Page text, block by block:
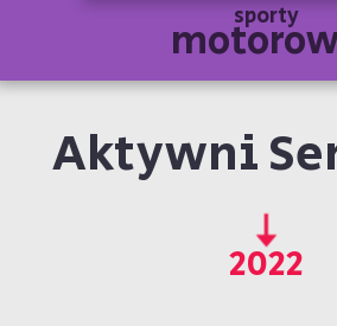
sporty
Aktywni
2022